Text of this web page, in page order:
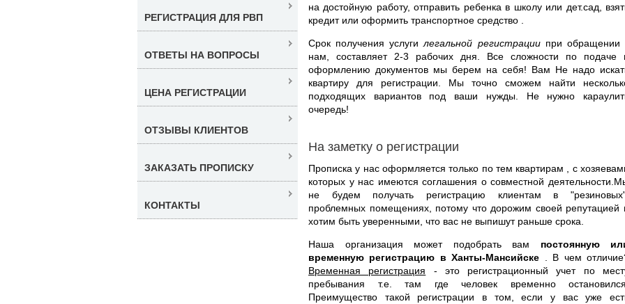
на достойную работу, отправить ребенка в школу или дет.сад,
кредит или оформить транспортное средство .
Срок получения услугилегальной регистрации при обращении
нам, составляет 2-3 рабочих дня. Все сложности по подаче
оформлению документов мы берем на себя! Вам Не надо
квартиру для регистрации. Мы точно сможем найти
подходящих вариантов под ваши нужды. Не нужно
очередь!
На заметку о регистрации
Прописка у нас оформляется только по тем квартирам , с
которых у нас имеются соглашения о совместной
не будем получать регистрацию клиентам в
проблемных помещениях, потому что дорожим своей репутацией
хотим быть уверенными, что вас не выпишут раньше срока.
Наша организация может подобрать вам постоянную
временную регистрацию в Ханты-Мансийске
. В чем
Временная регистрация - это регистрационный учет по
пребывания т.е. там где человек временно остановился.
Преимущество такой регистрации в том, если у вас уже
РЕГИСТРАЦИЯ ДЛЯ РВП
ОТВЕТЫ НА ВОПРОСЫ
ЦЕНА РЕГИСТРАЦИИ
ОТЗЫВЫ КЛИЕНТОВ
ЗАКАЗАТЬ ПРОПИСКУ
КОНТАКТЫ